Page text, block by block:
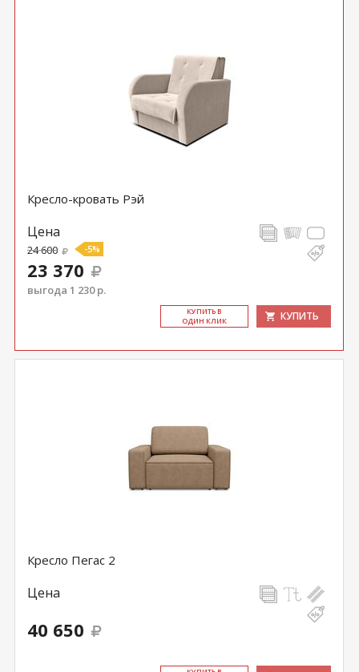
Кресло-кровать Рэй
Цена
24 600 -5%
23 370
выгода 1 230 р.
КУ­ПИТЬ В
ОДИН КЛИК
КУПИТЬ
Кресло Пегас 2
Цена
40 650